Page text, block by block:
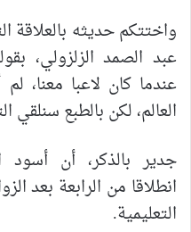
واختتكم حديثه بالعلاقة
عبد الصمد الزلزولي،
عندما كان لاعبا
العالم، لكن بالطبع سنلقي
جدير بالذكر، أن أسود
انطلاقا من الرابعة بعد
التعليمية.